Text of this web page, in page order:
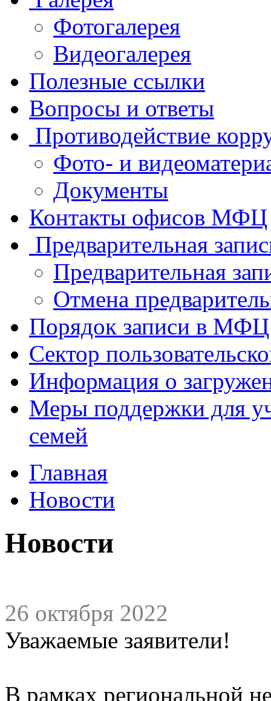
Фотогалерея
Видеогалерея
Полезные ссылки
Вопросы и ответы
Противодействие
Фото- и
Документы
Контакты офисов МФЦ
Предварительная
Предварительная
Отмена
Порядок записи в МФЦ
Сектор
Информация о
Меры поддержки для
семей
Главная
Новости
Новости
26 октября 2022
Уважаемые заявители!
В рамках региональной